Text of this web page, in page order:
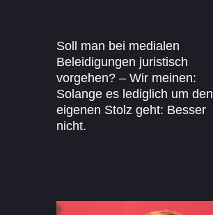
Soll man bei medialen
Beleidigungen juristisch
vorgehen? – Wir meinen:
Solange es lediglich um den
eigenen Stolz geht: Besser
nicht.